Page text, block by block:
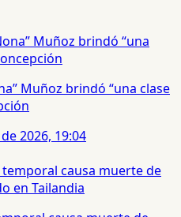
Muñoz brindó “una clase
2026, 19:04